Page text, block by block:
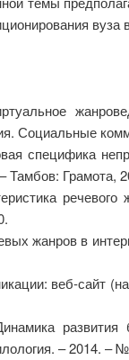
вуза
Социальные
специфика
Тамбов:
жанров в
веб-сайт
развития
– 2014. –